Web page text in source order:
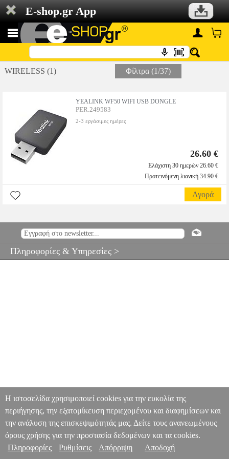
E-shop.gr App
WIRELESS (1) Φίλτρα (1/37)
YEALINK WF50 WIFI USB DONGLE
PER.249583
2-3 εργάσιμες ημέρες
26.60 €
Ελάχιστη 30 ημερών 26.60 €
Προτεινόμενη λιανική 34.90 €
Αγορά
Πληροφορίες & Υπηρεσίες >
Η ιστοσελίδα χρησιμοποιεί cookies για την ευκολία της
περιήγησης, την εξατομίκευση περιεχομένου και διαφημίσεων και
την ανάλυση της επισκεψιμότητάς μας. Δείτε τους ανανεωμένους
όρους χρήσης για την προστασία δεδομένων και τα cookies.
Πληροφορίες
Ρυθμίσεις Απόρριψη Αποδοχή